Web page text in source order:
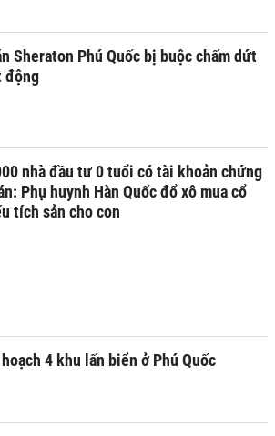
Sheraton Phú Quốc bị buộc chấm dứt
động
nhà đầu tư 0 tuổi có tài khoản chứng
Phụ huynh Hàn Quốc đổ xô mua cổ
tích sản cho con
4 khu lấn biển ở Phú Quốc